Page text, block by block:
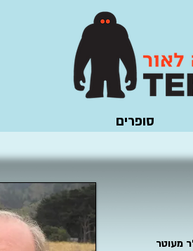
סופרים
מעוטר